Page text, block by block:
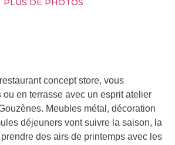
PLUS DE PHOTOS
concept store, vous
en terrasse avec un esprit atelier
Meubles métal, décoration
déjeuners vont suivre la saison, la
des airs de printemps avec les